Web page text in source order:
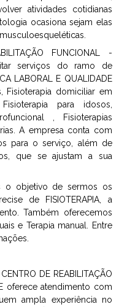
atividades cotidianas
ocasiona sejam elas
FUNCIONAL -
serviços do ramo de
LABORAL E QUALIDADE
Fisioterapia domiciliar em
para idosos,
, Fisioterapias
A empresa conta com
para o serviço, além de
que se ajustam a sua
o objetivo de sermos os
de FISIOTERAPIA, a
Também oferecemos
e Terapia manual. Entre
DE REABILITAÇÃO
oferece atendimento com
ampla experiência no